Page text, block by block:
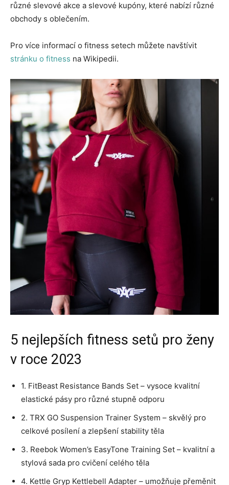
různé slevové akce a slevové kupóny, které nabízí různé
obchody s oblečením.
Pro více informací o fitness setech můžete navštívit
stránku o fitness na Wikipedii.
5 nejlepších fitness setů pro ženy
v roce 2023
1. FitBeast Resistance Bands Set – vysoce kvalitní
elastické pásy pro různé stupně odporu
2. TRX GO Suspension Trainer System – skvělý pro
celkové posílení a zlepšení stability těla
3. Reebok Women’s EasyTone Training Set – kvalitní a
stylová sada pro cvičení celého těla
4. Kettle Gryp Kettlebell Adapter – umožňuje přeměnit